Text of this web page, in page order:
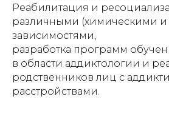
Реабилитация и
различными (химическими
зависимостями,
разработка программ
в области аддиктологии и
родственников лиц с
расстройствами.